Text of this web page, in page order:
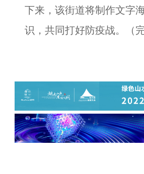
下来，该街道将制作文字
识，共同打好防疫战。（完